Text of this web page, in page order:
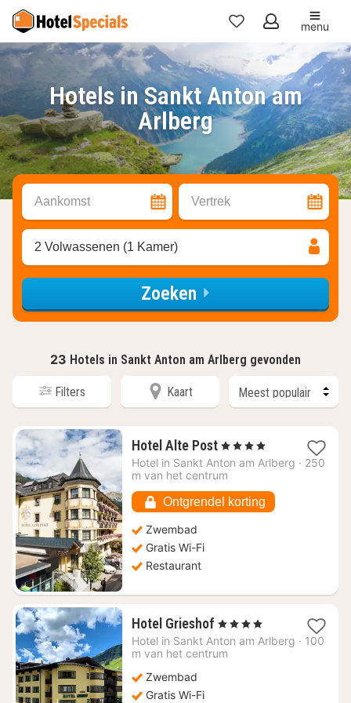
Mijn
favorieten
menu
Hotels in Sankt Anton am
Arlberg
Aankomst Vertrek
2 Volwassenen (1 Kamer)
Zoeken
23 Hotels in Sankt Anton am Arlberg gevonden
Filters Kaart
Hotel Alte Post1
nacht
vanaf
170,91
, 4 Sterren
Hotel in Sankt Anton am Arlberg · 250
m van het centrum
Ontgrendel korting
Zwembad
Gratis Wi-Fi
Restaurant
Hotel Grieshof 1
nacht
vanaf
, 4 Sterren
Hotel in Sankt Anton am Arlberg · 100
m van het centrum
Zwembad
Gratis Wi-Fi